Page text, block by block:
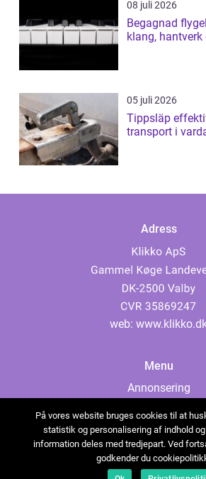
08 juli 2026
Begagnad flygel en investering i
klang,
05 juli 2026
Tippsläp effektiv och flexibel
transport i
Adress
web:
Menu
Annonsering
Cookies
Kontakta oss
Sitemap
På vores website bruges cookies til at
statistik og personalisering af indhold
information deles med tredjepart. Ved
godkender du